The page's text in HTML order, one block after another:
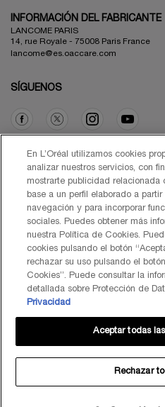
INFORMACIÓN DEL FABRICANTE
LANCOME PARIS
14, rue Royale - 75008 Paris France
lancome@es.oaccare.com
SÍGUENOS
Opción de compra
€ - ES (ES)
©
Black Friday
En L’Oréal utilizamos cookies
analizar nuestros servicios, con
mostrarte publicidad relacionada
base a un perfil elaborado a
navegación y para incorporar
sociales. Puedes obtener más
nuestra Política de Cookies.
cookies pulsando el botón
rechazar su uso pulsando el
Cookies”. Puede consultar la
detallada sobre Protección de
Privacidad
Rechazar
Aceptar todas